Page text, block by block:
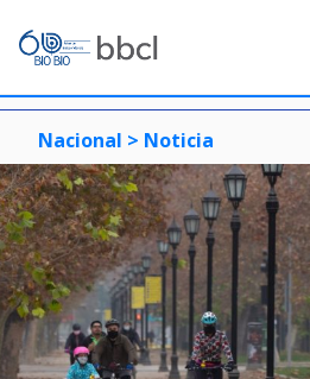
Nacional > Noticia